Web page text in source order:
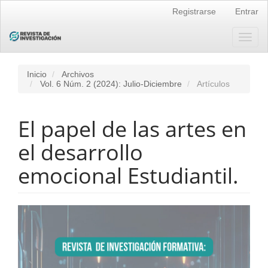
principal
Barra
lateral
Registrarse Entrar
Inicio
Archivos
Vol. 6 Núm. 2 (2024): Julio-Diciembre
Artículos
El papel de las artes en
el desarrollo
emocional Estudiantil.
Barra
lateral
del